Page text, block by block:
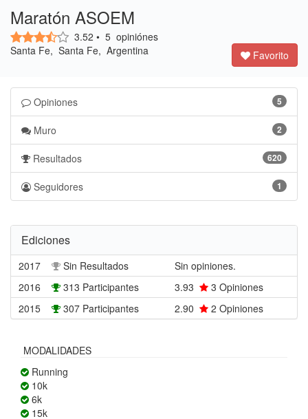
Maratón ASOEM
3.52 • 5 opiniónes
Santa Fe, Santa Fe, Argentina
Favorito
5
Opiniones
2
Muro
620
Resultados
1
Seguidores
Ediciones
2017 Sin Resultados
Sin opiniones.
2016
313 Participantes 3.93 3 Opiniones
2015
307 Participantes 2.90 2 Opiniones
MODALIDADES
Running
10k
6k
15k